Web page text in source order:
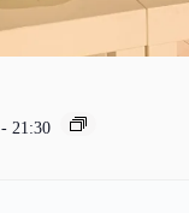
- 21:30